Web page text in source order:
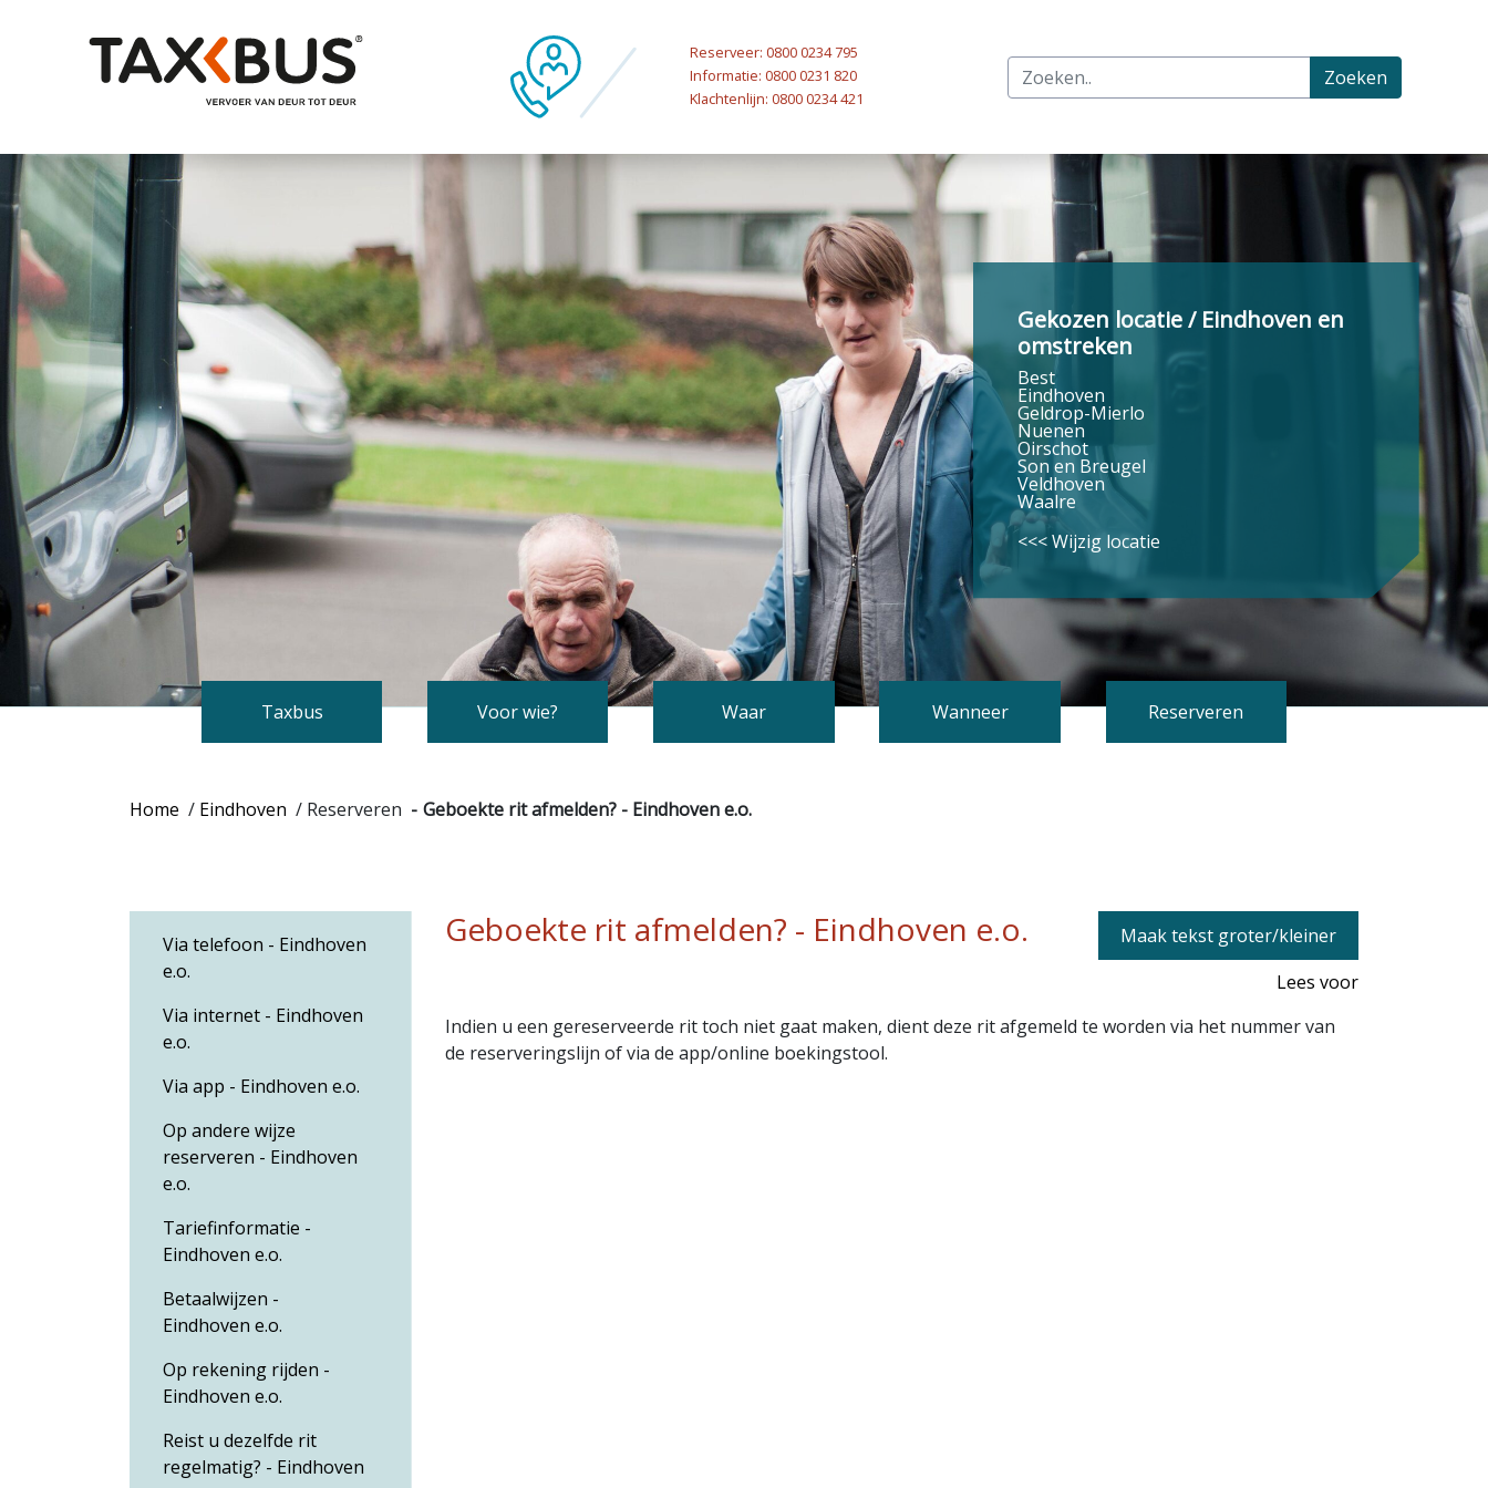
Naar hoofdinhoud
Reserveer: 0800 0234 795
Informatie: 0800 0231 820
Klachtenlijn: 0800 0234 421
Zoeken
Gekozen locatie / Eindhoven en
omstreken
Best
Eindhoven
Geldrop-Mierlo
Nuenen
Oirschot
Son en Breugel
Veldhoven
Waalre
<<< Wijzig locatie
Taxbus Voor wie? Waar Wanneer Reserveren
Home / Eindhoven / Reserveren Geboekte rit afmelden? - Eindhoven e.o.
Via telefoon - Eindhoven
e.o.
Via internet - Eindhoven
e.o.
Via app - Eindhoven e.o.
Op andere wijze
reserveren - Eindhoven
e.o.
Tariefinformatie -
Eindhoven e.o.
Betaalwijzen -
Eindhoven e.o.
Op rekening rijden -
Eindhoven e.o.
Reist u dezelfde rit
regelmatig? - Eindhoven
Geboekte rit afmelden? - Eindhoven e.o.
Maak tekst groter/kleiner
Lees voor
Indien u een gereserveerde rit toch niet gaat maken, dient deze rit afgemeld te worden via het nummer van
de reserveringslijn of via de app/online boekingstool.